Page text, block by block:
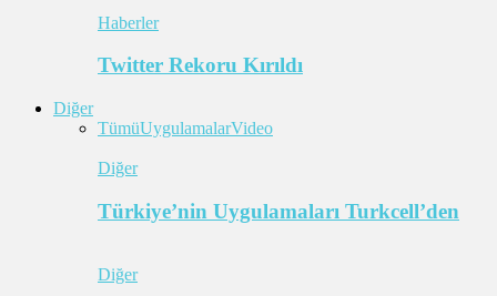
Haberler
Twitter Rekoru Kırıldı
Diğer
TümüUygulamalarVideo
Diğer
Türkiye’nin Uygulamaları Turkcell’den
Diğer